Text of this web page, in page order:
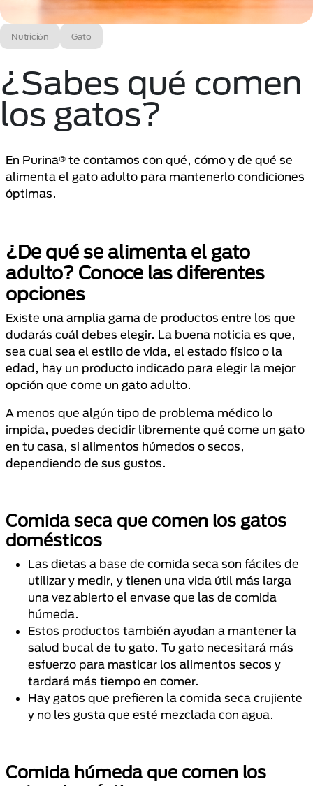
Nutrición Gato
¿Sabes qué comen
los gatos?
En Purina® te contamos con qué, cómo y de qué se
alimenta el gato adulto para mantenerlo condiciones
óptimas.
¿De qué se alimenta el gato
adulto? Conoce las diferentes
opciones
Existe una amplia gama de productos entre los que
dudarás cuál debes elegir. La buena noticia es que,
sea cual sea el estilo de vida, el estado físico o la
edad, hay un producto indicado para elegir la mejor
opción que come un gato adulto.
A menos que algún tipo de problema médico lo
impida, puedes decidir libremente qué come un gato
en tu casa, si alimentos húmedos o secos,
dependiendo de sus gustos.
Comida seca que comen los gatos
domésticos
Las dietas a base de comida seca son fáciles de
utilizar y medir, y tienen una vida útil más larga
una vez abierto el envase que las de comida
húmeda.
Estos productos también ayudan a mantener la
salud bucal de tu gato. Tu gato necesitará más
esfuerzo para masticar los alimentos secos y
tardará más tiempo en comer.
Hay gatos que prefieren la comida seca crujiente
y no les gusta que esté mezclada con agua.
Comida húmeda que comen los